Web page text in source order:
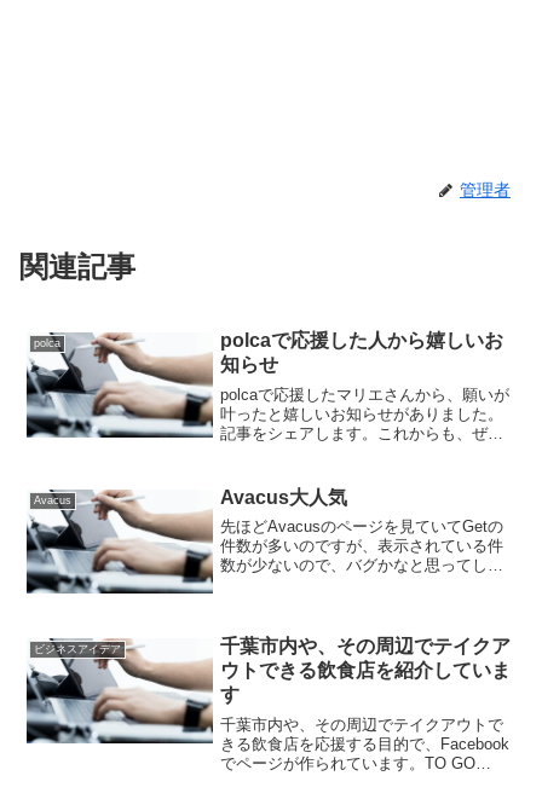
管理者
関連記事
polca
polcaで応援した人から嬉しいお
知らせ
polcaで応援したマリエさんから、願いが
叶ったと嬉しいお知らせがありました。
記事をシェアします。これからも、ぜ
Avacus Avacus大人気
先ほどAvacusのページを見ていてGetの
件数が多いのですが、表示されている件
数が少ないので、バグかなと思ってしま
ない状況...
ビジネスアイデア
千葉市内や、その周辺でテイクア
ウトできる飲食店を紹介していま
す
千葉市内や、その周辺でテイクアウトで
きる飲食店を応援する目的で、Facebook
でページが作られています。TO GO